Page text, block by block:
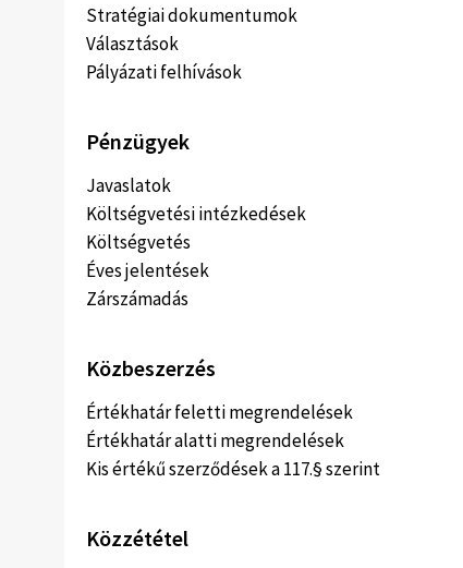
Stratégiai dokumentumok
Választások
Pályázati felhívások
Pénzügyek
Javaslatok
Költségvetési intézkedések
Költségvetés
Éves jelentések
Zárszámadás
Közbeszerzés
Értékhatár feletti megrendelések
Értékhatár alatti megrendelések
Kis értékű szerződések a 117.§ szerint
Közzététel